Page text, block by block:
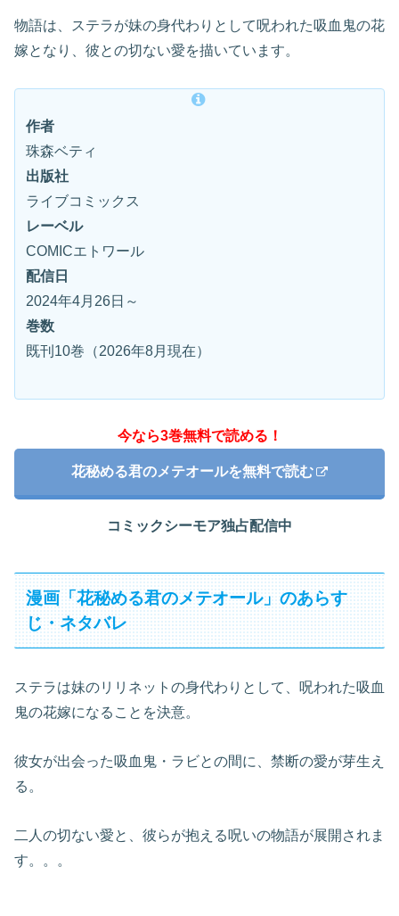
物語は、ステラが妹の身代わりとして呪われた吸血鬼の花
嫁となり、彼との切ない愛を描いています。
作者
珠森ベティ
出版社
ライブコミックス
レーベル
COMICエトワール
配信日
2024年4月26日～
巻数
既刊10巻（2026年8月現在）
今なら3巻無料で読める！
花秘める君のメテオールを無料で読む
コミックシーモア独占配信中
漫画「花秘める君のメテオール」のあらす
じ・ネタバレ
ステラは妹のリリネットの身代わりとして、呪われた吸血
鬼の花嫁になることを決意。
彼女が出会った吸血鬼・ラビとの間に、禁断の愛が芽生え
る。
二人の切ない愛と、彼らが抱える呪いの物語が展開されま
す。。。